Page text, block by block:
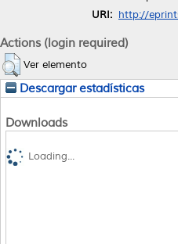
URI: http://
Actions (login required)
Ver elemento
Descargar estadísticas
Downloads
Loading...